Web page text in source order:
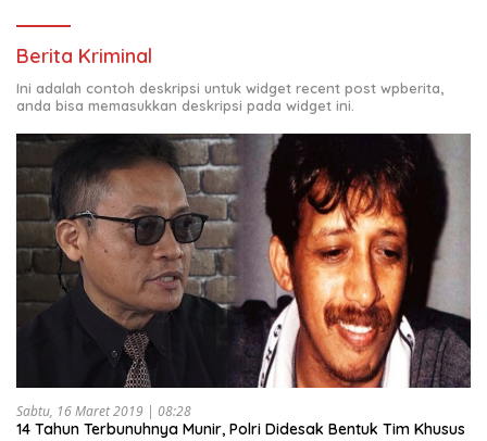
Berita Kriminal
Ini adalah contoh deskripsi untuk widget recent post wpberita,
anda bisa memasukkan deskripsi pada widget ini.
Sabtu, 16 Maret 2019 | 08:28
14 Tahun Terbunuhnya Munir, Polri Didesak Bentuk Tim Khusus